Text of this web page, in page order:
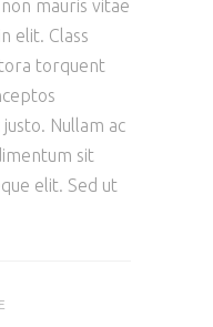
mauris vitae
elit. Class
torquent
Nullam ac
sit
elit. Sed ut